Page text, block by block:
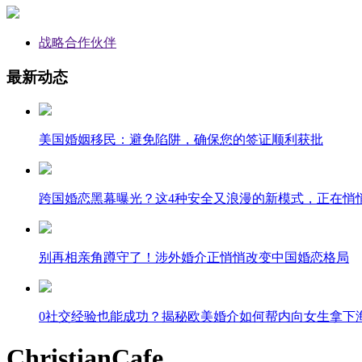
战略合作伙伴
最新动态
美国婚姻移民：避免陷阱，确保您的签证顺利获批
跨国婚恋黑幕曝光？这4种安全又浪漫的新模式，正在悄
别再相亲角蹲守了！涉外婚介正悄悄改变中国婚恋格局
0社交经验也能成功？揭秘欧美婚介如何帮内向女生拿下